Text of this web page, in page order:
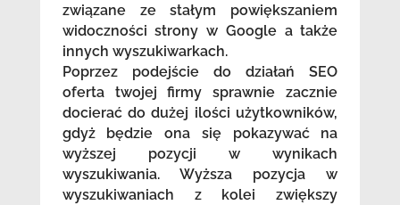
związane ze stałym powiększaniem
widoczności strony w Google a także
innych wyszukiwarkach.
Poprzez podejście do działań SEO
oferta twojej firmy sprawnie zacznie
docierać do dużej ilości użytkowników,
gdyż będzie ona się pokazywać na
wyższej pozycji w wynikach
wyszukiwania. Wyższa pozycja w
wyszukiwaniach z kolei zwiększy